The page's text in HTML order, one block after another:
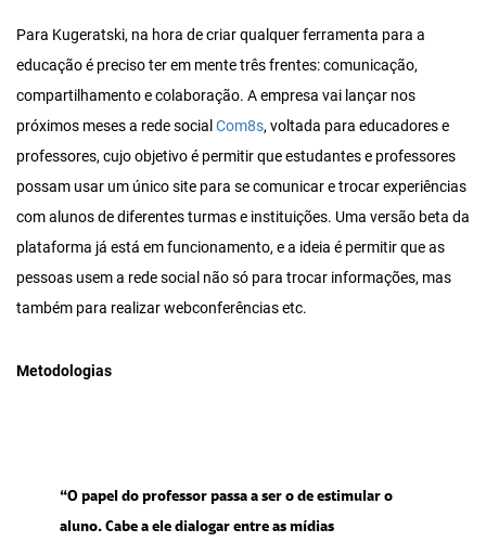
Para Kugeratski, na hora de criar qualquer ferramenta para a
educação é preciso ter em mente três frentes: comunicação,
compartilhamento e colaboração. A empresa vai lançar nos
próximos meses a rede social Com8s, voltada para educadores e
professores, cujo objetivo é permitir que estudantes e professores
possam usar um único site para se comunicar e trocar experiências
com alunos de diferentes turmas e instituições. Uma versão beta da
plataforma já está em funcionamento, e a ideia é permitir que as
pessoas usem a rede social não só para trocar informações, mas
também para realizar webconferências etc.
Metodologias
“O papel do professor passa a ser o de estimular o
aluno. Cabe a ele dialogar entre as mídias